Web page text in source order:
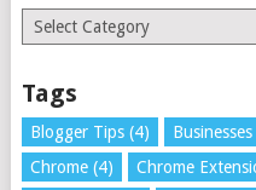
Categories
Tags
Blogger Tips(4) Businesses
Chrome(4) Chrome